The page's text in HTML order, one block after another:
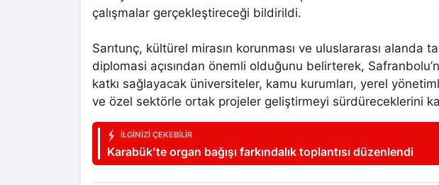
çalışmalar gerçekleştireceği bildirildi.
Sarıtunç, kültürel mirasın korunması ve uluslararası alanda
diplomasi açısından önemli olduğunu belirterek,
katkı sağlayacak üniversiteler, kamu kurumları, yerel
ve özel sektörle ortak projeler geliştirmeyi sürdüreceklerini
İLGINIZI ÇEKEBILIR
Karabük’te organ bağışı farkındalık toplantısı düzenlendi